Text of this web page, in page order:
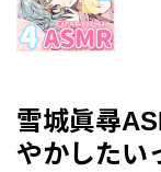
雪城眞尋
やかしたい